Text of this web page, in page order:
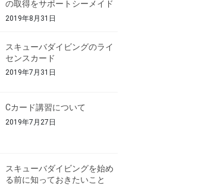
の取得をサポートシーメイド
2019年8月31日
スキューバダイビングのライ
センスカード
2019年7月31日
Cカード講習について
2019年7月27日
スキューバダイビングを始め
る前に知っておきたいこと